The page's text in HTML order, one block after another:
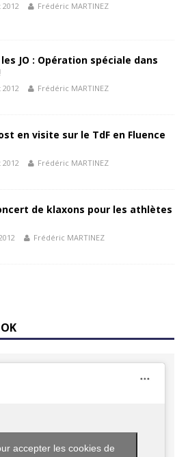
Frédéric MARTINEZ
JO : Opération spéciale dans
Frédéric MARTINEZ
en visite sur le TdF en Fluence
Frédéric MARTINEZ
de klaxons pour les athlètes
Frédéric MARTINEZ
accepter les cookies de